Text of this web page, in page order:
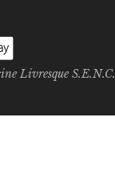
Livresque S.E.N.C.